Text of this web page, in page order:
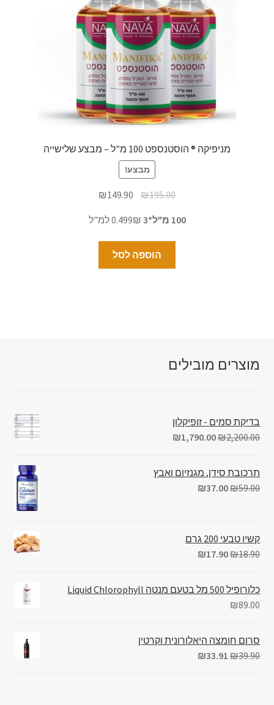
מניפיקה ® הוסטנספט 100 מ"ל – מבצע שלישייה
מבצע!
₪195.00
₪149.90
100 מ"ל*3
הוספה לסל
מוצרים מובילים
בדיקת סמים - זופיקלון
₪2,200.00
₪1,790.00
תרכובת סידן, מגנזיום ואבץ
₪59.00
₪37.00
קשיו טבעי 200 גרם
₪18.90
₪17.90
כלורופיל 500 מל בטעם מנטה Liquid Chlorophyll
₪89.00
סרום חומצה היאלורונית וקרטין
₪39.90
₪33.91